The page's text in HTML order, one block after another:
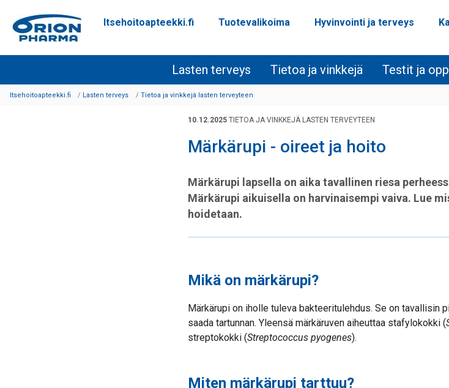
Siirry sisältöön
Itsehoitoapteekki.fi Tuotevalikoima Hyvinvointi ja terveys
Lasten terveys Tietoa ja vinkkejä Testit ja
Itsehoitoapteekki.fi Lasten terveys Tietoa ja vinkkejä lasten terveyteen
10.12.2025 TIETOA JA VINKKEJÄ LASTEN TERVEYTEEN
Märkärupi - oireet ja hoito
Märkärupi lapsella on aika tavallinen riesa
Märkärupi aikuisella on harvinaisempi vaiva. Lue
hoidetaan.
Mikä on märkärupi?
Märkärupi on iholle tuleva bakteeritulehdus. Se on tavallisin
saada tartunnan. Yleensä märkäruven aiheuttaa stafylokokki (
streptokokki (Streptococcus pyogenes).
Miten märkärupi tarttuu?